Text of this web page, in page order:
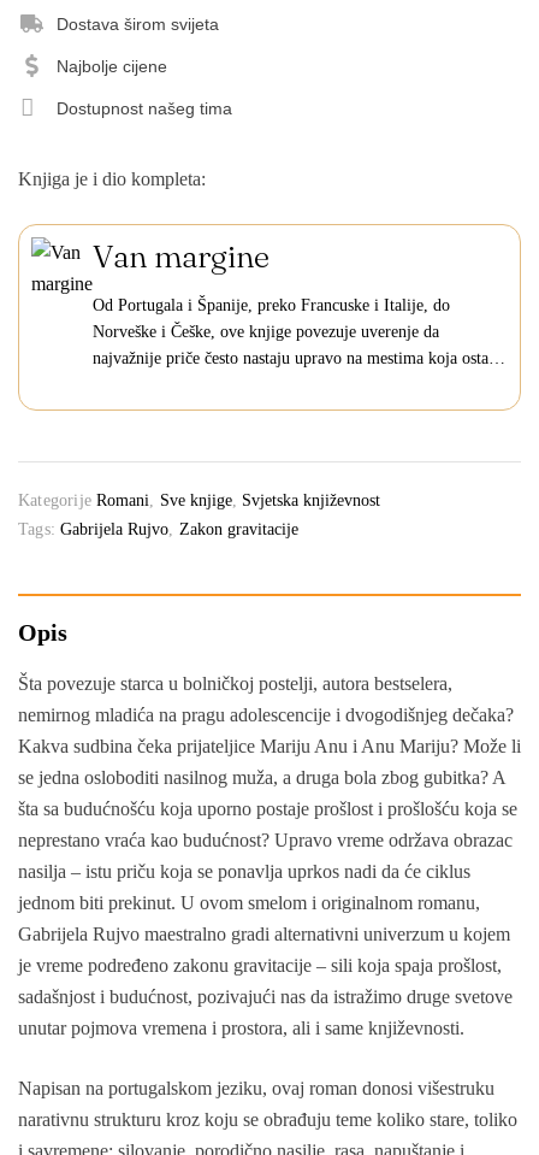
Dostava širom svijeta
Najbolje cijene
Dostupnost našeg tima
Knjiga je i dio kompleta:
Van margine
Od Portugala i Španije, preko Francuske i Italije, do
Norveške i Češke, ove knjige povezuje uverenje da
najvažnije priče često nastaju upravo na mestima koja ostaju
okupljenih u okviru projekta „Van margine“ donose…
Kategorije Romani, Sve knjige, Svjetska književnost
Tags: Gabrijela Rujvo, Zakon gravitacije
Opis
Šta povezuje starca u bolničkoj postelji, autora bestselera,
nemirnog mladića na pragu adolescencije i dvogodišnjeg dečaka?
Kakva sudbina čeka prijateljice Mariju Anu i Anu Mariju? Može li
se jedna osloboditi nasilnog muža, a druga bola zbog gubitka? A
šta sa budućnošću koja uporno postaje prošlost i prošlošću koja se
neprestano vraća kao budućnost? Upravo vreme održava obrazac
nasilja – istu priču koja se ponavlja uprkos nadi da će ciklus
jednom biti prekinut. U ovom smelom i originalnom romanu,
Gabrijela Rujvo maestralno gradi alternativni univerzum u kojem
je vreme podređeno zakonu gravitacije – sili koja spaja prošlost,
sadašnjost i budućnost, pozivajući nas da istražimo druge svetove
unutar pojmova vremena i prostora, ali i same književnosti.
Napisan na portugalskom jeziku, ovaj roman donosi višestruku
narativnu strukturu kroz koju se obrađuju teme koliko stare, toliko
i savremene: silovanje, porodično nasilje, rasa, napuštanje i